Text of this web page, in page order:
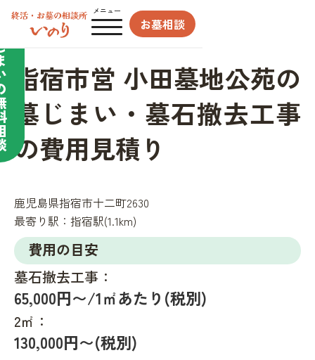
メニュー
お墓相談
指宿市営 小田墓地公苑の
墓じまい・墓石撤去工事
の費用見積り
鹿児島県指宿市十二町2630
最寄り駅： 指宿駅(1.1km)
費用の目安
墓石撤去工事：
65,000円〜/1㎡あたり(税別)
2㎡：
130,000円〜(税別)